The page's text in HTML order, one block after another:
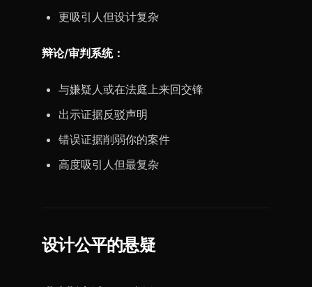
更吸引人但设计复杂
辩论/审判系统：
与嫌疑人或在法庭上来回交锋
出示证据反驳声明
错误证据削弱你的案件
高度吸引人但最复杂
设计公平的悬疑